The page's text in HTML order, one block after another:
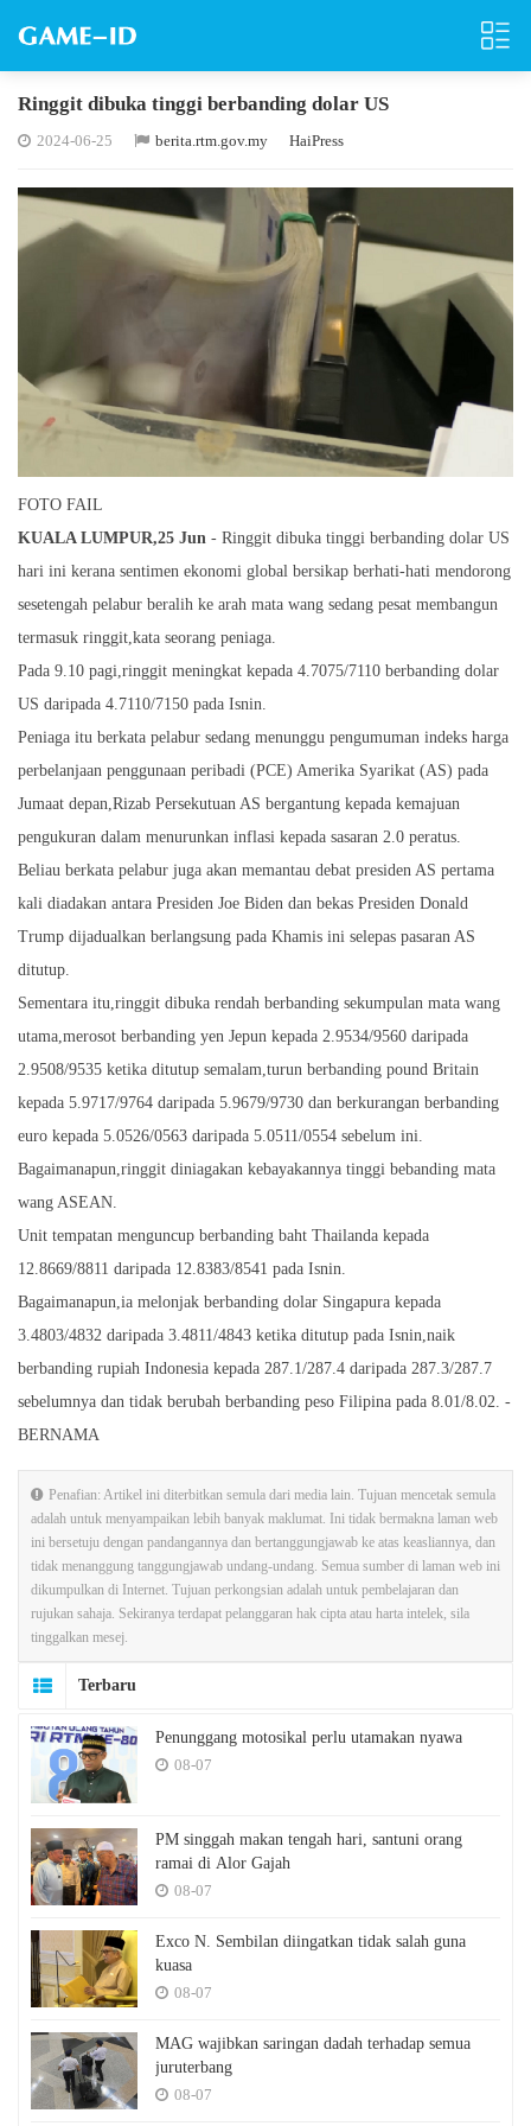
Ringgit dibuka tinggi berbanding dolar US
2024-06-25 berita.rtm.gov.my HaiPress
FOTO FAIL
KUALA LUMPUR,25 Jun - Ringgit dibuka tinggi berbanding dolar US
hari ini kerana sentimen ekonomi global bersikap berhati-hati mendorong
sesetengah pelabur beralih ke arah mata wang sedang pesat membangun
termasuk ringgit,kata seorang peniaga.
Pada 9.10 pagi,ringgit meningkat kepada 4.7075/7110 berbanding dolar
US daripada 4.7110/7150 pada Isnin.
Peniaga itu berkata pelabur sedang menunggu pengumuman indeks harga
perbelanjaan penggunaan peribadi (PCE) Amerika Syarikat (AS) pada
Jumaat depan,Rizab Persekutuan AS bergantung kepada kemajuan
pengukuran dalam menurunkan inflasi kepada sasaran 2.0 peratus.
Beliau berkata pelabur juga akan memantau debat presiden AS pertama
kali diadakan antara Presiden Joe Biden dan bekas Presiden Donald
Trump dijadualkan berlangsung pada Khamis ini selepas pasaran AS
ditutup.
Sementara itu,ringgit dibuka rendah berbanding sekumpulan mata wang
utama,merosot berbanding yen Jepun kepada 2.9534/9560 daripada
2.9508/9535 ketika ditutup semalam,turun berbanding pound Britain
kepada 5.9717/9764 daripada 5.9679/9730 dan berkurangan berbanding
euro kepada 5.0526/0563 daripada 5.0511/0554 sebelum ini.
Bagaimanapun,ringgit diniagakan kebayakannya tinggi bebanding mata
wang ASEAN.
Unit tempatan menguncup berbanding baht Thailanda kepada
12.8669/8811 daripada 12.8383/8541 pada Isnin.
Bagaimanapun,ia melonjak berbanding dolar Singapura kepada
3.4803/4832 daripada 3.4811/4843 ketika ditutup pada Isnin,naik
berbanding rupiah Indonesia kepada 287.1/287.4 daripada 287.3/287.7
sebelumnya dan tidak berubah berbanding peso Filipina pada 8.01/8.02. -
BERNAMA
Penafian: Artikel ini diterbitkan semula dari media lain. Tujuan mencetak semula
adalah untuk menyampaikan lebih banyak maklumat. Ini tidak bermakna laman web
ini bersetuju dengan pandangannya dan bertanggungjawab ke atas keasliannya, dan
tidak menanggung tanggungjawab undang-undang. Semua sumber di laman web ini
dikumpulkan di Internet. Tujuan perkongsian adalah untuk pembelajaran dan
rujukan sahaja. Sekiranya terdapat pelanggaran hak cipta atau harta intelek, sila
tinggalkan mesej.
Terbaru
Penunggang motosikal perlu utamakan nyawa
08-07
PM singgah makan tengah hari, santuni orang
ramai di Alor Gajah
08-07
Exco N. Sembilan diingatkan tidak salah guna
kuasa
08-07
MAG wajibkan saringan dadah terhadap semua
juruterbang
08-07